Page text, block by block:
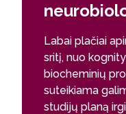
Labai plačiai
sritį, nuo
biocheminių
suteikiama
studijų planą